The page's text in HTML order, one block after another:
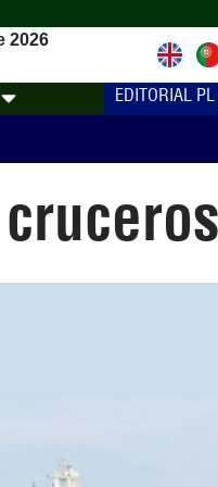
2026
EDITORIAL